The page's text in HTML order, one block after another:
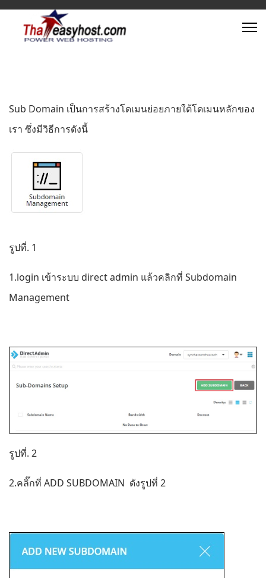
Sub Domain เป็นการสร้างโดเมนย่อยภายใต้โดเมนหลักของ
เรา ซึ่งมีวิธีการดังนี้
รูปที่. 1
1.login เข้าระบบ direct admin แล้วคลิกที่ Subdomain
Management
รูปที่. 2
2.คลิ๊กที่ ADD SUBDOMAIN ดังรูปที่ 2